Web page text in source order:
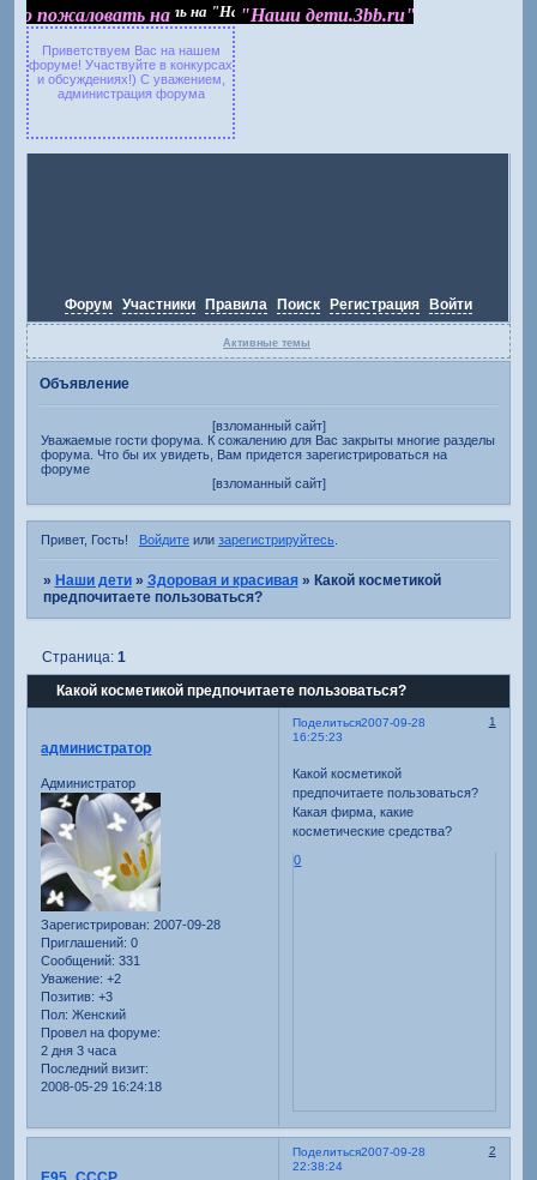
Добро пожаловать наДобро пожаловать на "Наши дети.3bb.ru"
"Наши дети.3bb.ru"
Приветствуем Вас на нашем
форуме! Участвуйте в конкурсах
и обсуждениях!) С уважением,
администрация форума
Форум Участники Правила Поиск Регистрация Войти
Активные темы
Объявление
[взломанный сайт]
Уважаемые гости форума. К сожалению для Вас закрыты многие разделы
форума. Что бы их увидеть, Вам придется зарегистрироваться на
форуме
[взломанный сайт]
Привет, Гость! Войдитеили зарегистрируйтесь.
» Наши дети » Здоровая и красивая » Какой косметикой
предпочитаете пользоваться?
Какой косметикой предпочитаете пользоваться?
Страница: 1
Поделиться 1
2007-09-28
16:25:23
администратор
Администратор
Зарегистрирован: 2007-09-28
Приглашений: 0
Сообщений: 331
Уважение: +2
Позитив: +3
Пол: Женский
Провел на форуме:
2 дня 3 часа
Последний визит:
2008-05-29 16:24:18
Какой косметикой
предпочитаете пользоваться?
Какая фирма, какие
косметические средства?
0
Поделиться 2
2007-09-28
22:38:24